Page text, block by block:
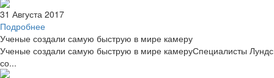
31 Августа 2017
Подробнее
Ученые создали самую быструю в мире камеру
Ученые создали самую быструю в мире камеруСпециалисты
со...